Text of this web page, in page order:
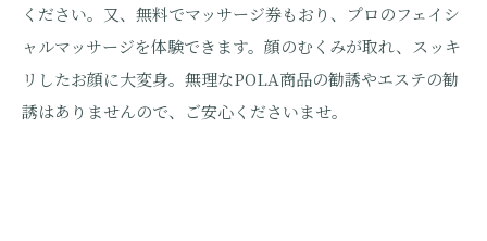
ください。又、無料でマッサージ券もおり、プロのフェイシ
ャルマッサージを体験できます。顔のむくみが取れ、スッキ
リしたお顔に大変身。無理なPOLA商品の勧誘やエステの勧
誘はありませんので、ご安心くださいませ。